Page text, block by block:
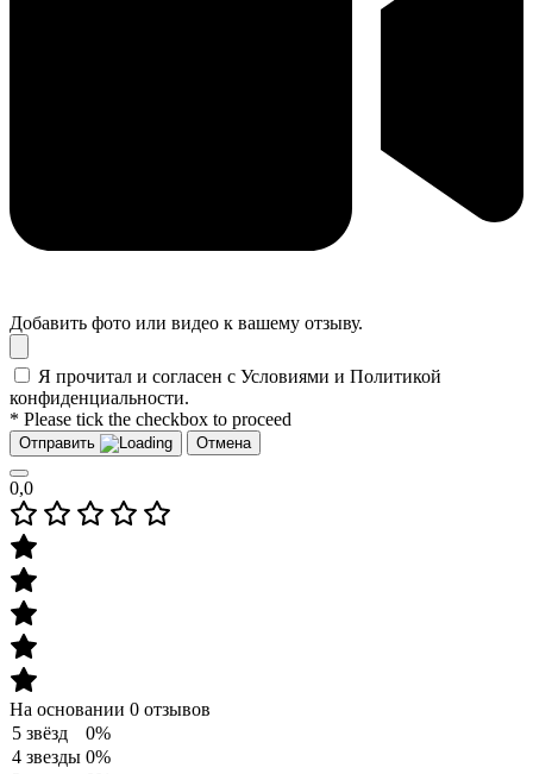
Добавить фото или видео к вашему отзыву.
Я прочитал и согласен с Условиями и Политикой
конфиденциальности.
* Please tick the checkbox to proceed
Отправить Отмена
0,0
На основании 0 отзывов
5 звёзд
0%
4 звезды 0%